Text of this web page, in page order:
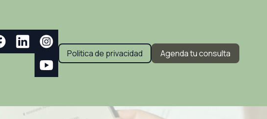
Politica de privacidad Agenda tu consulta